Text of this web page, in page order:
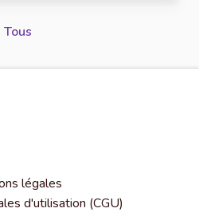
Tous
légales
d'utilisation (CGU)